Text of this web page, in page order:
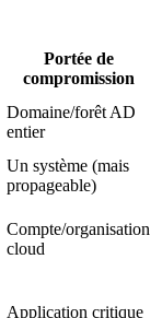
Portée de
compromission
Domaine/forêt AD
entier
Un système (mais
propageable)
Compte/organisation
cloud
Application critique